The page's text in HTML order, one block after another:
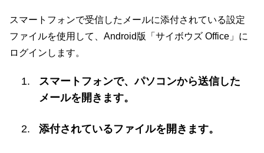
スマートフォンで受信したメールに添付されている設定
ファイルを使用して、Android版「サイボウズ Office」に
ログインします。
スマートフォンで、パソコンから送信した
メールを開きます。
添付されているファイルを開きます。